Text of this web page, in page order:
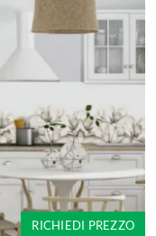
RICHIEDI PREZZO